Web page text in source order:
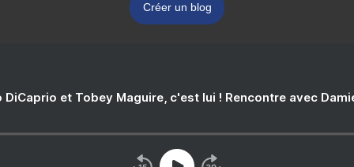
Créer un blog
DiCaprio et Tobey Maguire, c'est lui ! Rencontre avec